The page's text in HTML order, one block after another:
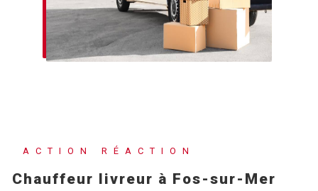
ACTION RÉACTION
chauffeur livreur à Fos-sur-Mer